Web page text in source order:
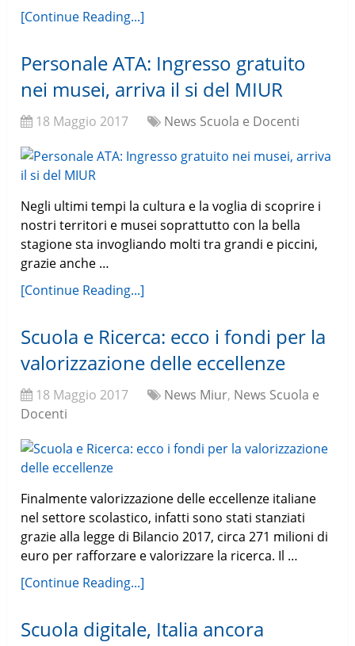
[Continue Reading...]
Personale ATA: Ingresso gratuito
nei musei, arriva il si del MIUR
18 Maggio 2017 News Scuola e Docenti
Negli ultimi tempi la cultura e la voglia di scoprire i
nostri territori e musei soprattutto con la bella
stagione sta invogliando molti tra grandi e piccini,
grazie anche …
[Continue Reading...]
Scuola e Ricerca: ecco i fondi per la
valorizzazione delle eccellenze
18 Maggio 2017 News Miur, News Scuola e
Docenti
Finalmente valorizzazione delle eccellenze italiane
nel settore scolastico, infatti sono stati stanziati
grazie alla legge di Bilancio 2017, circa 271 milioni di
euro per rafforzare e valorizzare la ricerca. Il …
[Continue Reading...]
Scuola digitale, Italia ancora